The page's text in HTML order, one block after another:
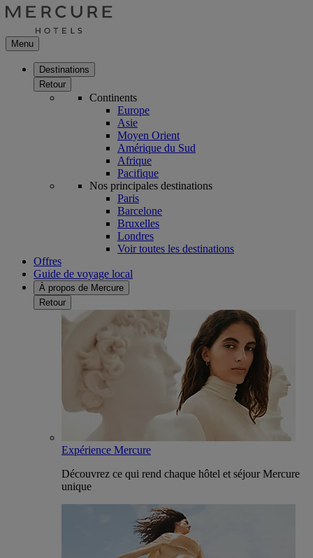
Menu
Destinations
Retour
Continents
Europe
Asie
Moyen Orient
Amérique du Sud
Afrique
Pacifique
Nos principales destinations
Paris
Barcelone
Bruxelles
Londres
Voir toutes les destinations
Offres
Guide de voyage local
À propos de Mercure
Retour
Expérience Mercure
Découvrez ce qui rend chaque hôtel et séjour Mercure
unique